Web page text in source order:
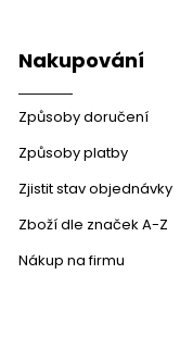
Nakupování
Způsoby doručení
Způsoby platby
Zjistit stav objednávky
Zboží dle značek A-Z
Nákup na firmu